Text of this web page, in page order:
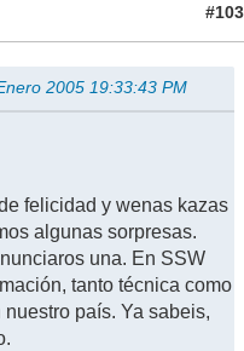
#103
2005 19:33:43 PM
felicidad y wenas kazas
algunas sorpresas.
una. En SSW
tanto técnica como
país. Ya sabeis,